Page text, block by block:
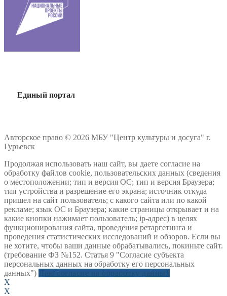
Единый портал
Авторское право © 2026 МБУ "Центр культуры и досуга" г.
Гурьевск
Продолжая использовать наш сайт, вы даете согласие на
обработку файлов cookie, пользовательских данных (сведения
о местоположении; тип и версия ОС; тип и версия Браузера;
тип устройства и разрешение его экрана; источник откуда
пришел на сайт пользователь; с какого сайта или по какой
рекламе; язык ОС и Браузера; какие страницы открывает и на
какие кнопки нажимает пользователь; ip-адрес) в целях
функционирования сайта, проведения ретаргетинга и
проведения статистических исследований и обзоров. Если вы
не хотите, чтобы ваши данные обрабатывались, покиньте сайт.
(требование ФЗ №152. Статья 9 "Согласие субъекта
персональных данных на обработку его персональных
данных")
X
X